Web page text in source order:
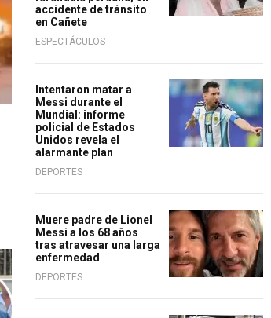
accidente de tránsito
en Cañete
ESPECTÁCULOS
Intentaron matar a
Messi durante el
Mundial: informe
policial de Estados
Unidos revela el
alarmante plan
DEPORTES
Muere padre de Lionel
Messi a los 68 años
tras atravesar una larga
enfermedad
DEPORTES